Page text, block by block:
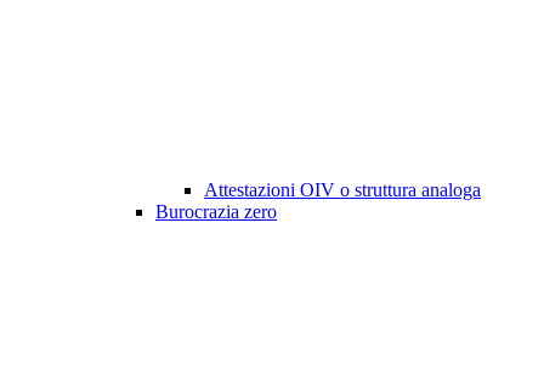
Attestazioni OIV o struttura analoga
Burocrazia zero